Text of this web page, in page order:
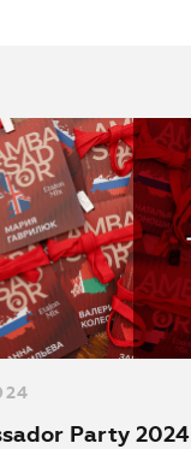
Party 2024